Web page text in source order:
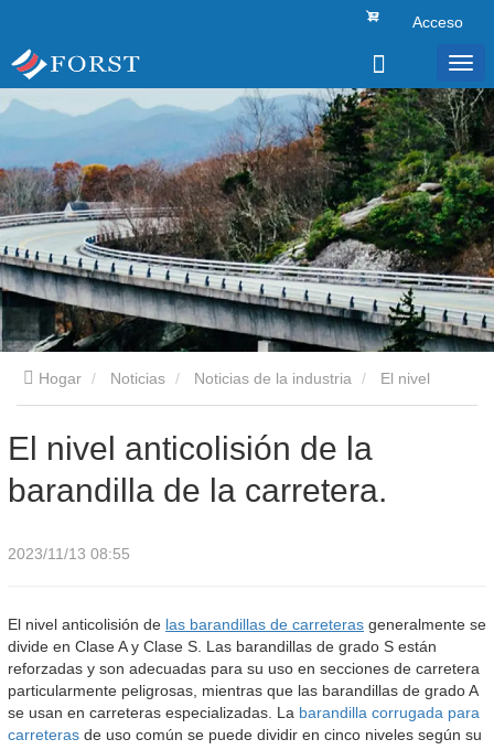
Acceso
Hogar Noticias Noticias de la industria
anticolisión de la barandilla de la carretera.
El nivel anticolisión de la
barandilla de la carretera.
2023/11/13 08:55
El nivel anticolisión de las barandillas de carreteras generalmente se
divide en Clase A y Clase S. Las barandillas de grado S están
reforzadas y son adecuadas para su uso en secciones de carretera
particularmente peligrosas, mientras que las barandillas de grado A
se usan en carreteras especializadas. La barandilla corrugada para
carreteras de uso común se puede dividir en cinco niveles según su